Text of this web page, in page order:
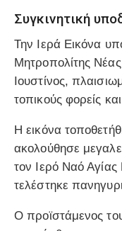
Συγκινητική
Την Ιερά Εικόνα
Μητροπολίτης
Ιουστίνος,
τοπικούς φορείς
Η εικόνα
ακολούθησε
τον Ιερό Ναό
τελέστηκε
Ο προϊστάμενος